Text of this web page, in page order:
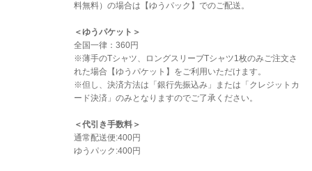
料無料）の場合は【ゆうパック】でのご配送。
＜ゆうパケット＞
全国一律：360円
※薄手のTシャツ、ロングスリーブTシャツ1枚のみご注文さ
れた場合【ゆうパケット】をご利用いただけます。
※但し、決済方法は「銀行先振込み」または「クレジットカ
ード決済」のみとなりますのでご了承ください。
＜代引き手数料＞
通常配送便:400円
ゆうパック:400円